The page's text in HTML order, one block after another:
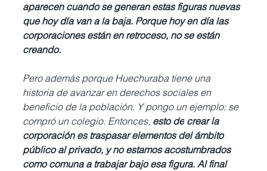
aparecen cuando se generan estas figuras nuevas
que hoy día van a la baja. Porque hoy en día las
corporaciones están en retroceso, no se están
creando.
Pero además porque Huechuraba tiene una
historia de avanzar en derechos sociales en
beneficio de la población. Y pongo un ejemplo: se
compró un colegio. Entonces, esto de crear la
corporación es traspasar elementos del ámbito
público al privado, y no estamos acostumbrados
como comuna a trabajar bajo esa figura. Al final